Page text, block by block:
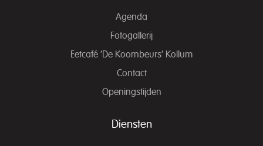
Agenda
Fotogallerij
Eetcafé ‘De Koornbeurs’ Kollum
Contact
Openingstijden
Diensten